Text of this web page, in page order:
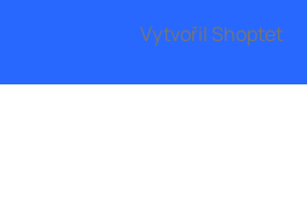
Vytvořil Shoptet